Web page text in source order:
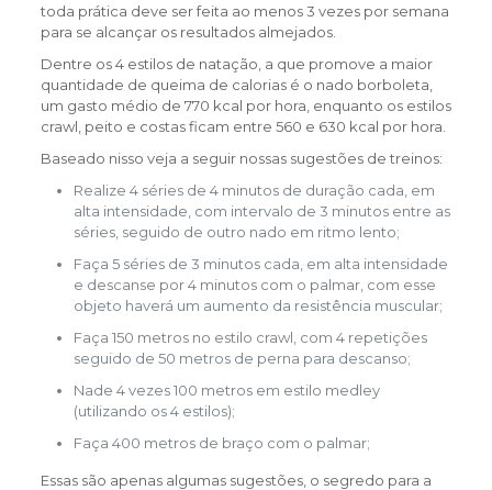
toda prática deve ser feita ao menos 3 vezes por semana
para se alcançar os resultados almejados.
Dentre os 4 estilos de natação, a que promove a maior
quantidade de queima de calorias é o nado borboleta,
um gasto médio de 770 kcal por hora, enquanto os estilos
crawl, peito e costas ficam entre 560 e 630 kcal por hora.
Baseado nisso veja a seguir nossas sugestões de treinos:
Realize 4 séries de 4 minutos de duração cada, em
alta intensidade, com intervalo de 3 minutos entre as
séries, seguido de outro nado em ritmo lento;
Faça 5 séries de 3 minutos cada, em alta intensidade
e descanse por 4 minutos com o palmar, com esse
objeto haverá um aumento da resistência muscular;
Faça 150 metros no estilo crawl, com 4 repetições
seguido de 50 metros de perna para descanso;
Nade 4 vezes 100 metros em estilo medley
(utilizando os 4 estilos);
Faça 400 metros de braço com o palmar;
Essas são apenas algumas sugestões, o segredo para a